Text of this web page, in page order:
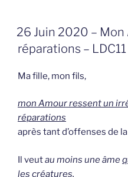
GEPLAATST
OP
26 Juin 2020 –
réparations – LDC11
Ma fille, mon fils,
mon Amour ressent un
réparations
après tant d’offenses de
Il veutau moins une âme
les créatures,